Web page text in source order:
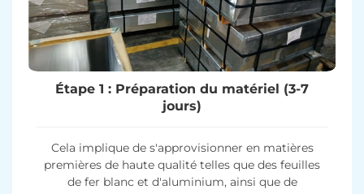
Étape 1 : Préparation du matériel (3-7
jours)
Cela implique de s'approvisionner en matières
premières de haute qualité telles que des feuilles
de fer blanc et d'aluminium, ainsi que de